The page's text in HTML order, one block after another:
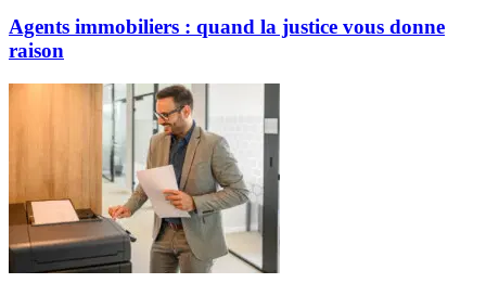
Agents immobiliers : quand la justice vous donne
raison